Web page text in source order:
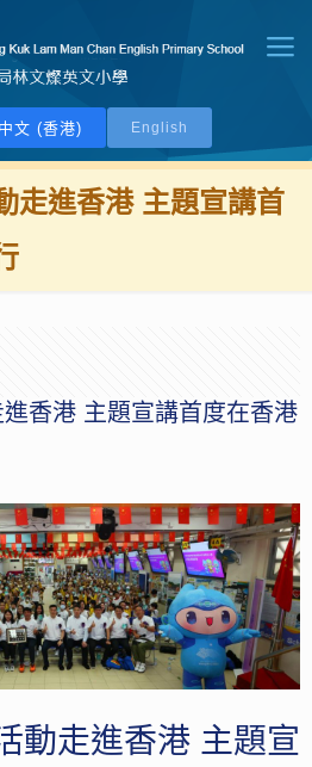
中文 (香港) English
走進香港 主題宣講首
香港 主題宣講首度在香港
動走進香港 主題宣